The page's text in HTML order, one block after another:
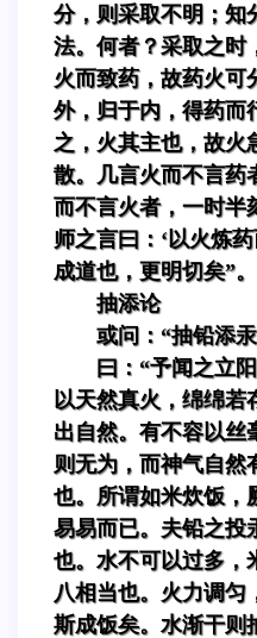
分，则采取不明；知
法。何者？采取之时
火而致药，故药火可
外，归于内，得药而
之，火其主也，故火
散。几言火而不言药
而不言火者，一时半
师之言曰：‘以火炼
成道也，更明切矣”。
抽添论
或问：“抽铅添
曰：“予闻之立
以天然真火，绵绵
出自然。有不容以丝
则无为，而神气自然
也。所谓如米炊饭，
易易而已。夫铅之投
也。水不可以过多，
八相当也。火力调匀
斯成饭矣。水渐干则